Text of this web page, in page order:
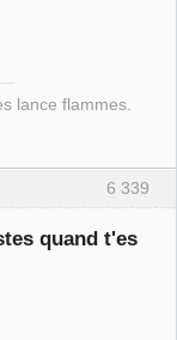
lance flammes.
6 339
quand t'es